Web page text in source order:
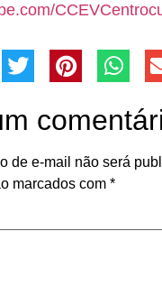
de e-mail não será
marcados com *